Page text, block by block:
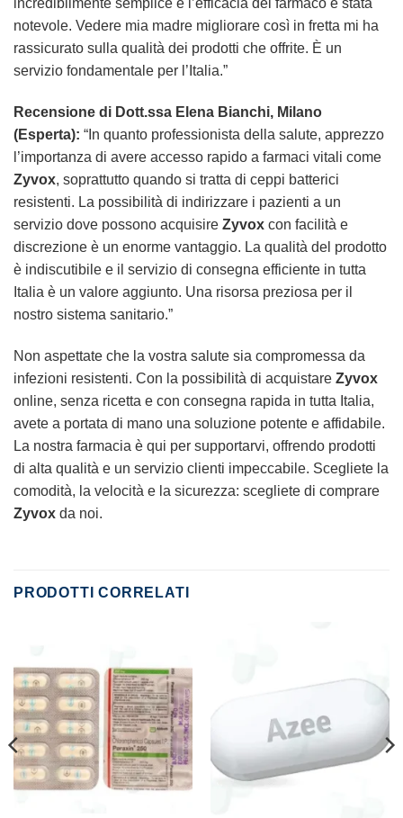
incredibilmente semplice e l’efficacia del farmaco è stata
notevole. Vedere mia madre migliorare così in fretta mi ha
rassicurato sulla qualità dei prodotti che offrite. È un
servizio fondamentale per l’Italia.”
Recensione di Dott.ssa Elena Bianchi, Milano
(Esperta): “In quanto professionista della salute, apprezzo
l’importanza di avere accesso rapido a farmaci vitali come
Zyvox, soprattutto quando si tratta di ceppi batterici
resistenti. La possibilità di indirizzare i pazienti a un
servizio dove possono acquisire Zyvox con facilità e
discrezione è un enorme vantaggio. La qualità del prodotto
è indiscutibile e il servizio di consegna efficiente in tutta
Italia è un valore aggiunto. Una risorsa preziosa per il
nostro sistema sanitario.”
Non aspettate che la vostra salute sia compromessa da
infezioni resistenti. Con la possibilità di acquistare Zyvox
online, senza ricetta e con consegna rapida in tutta Italia,
avete a portata di mano una soluzione potente e affidabile.
La nostra farmacia è qui per supportarvi, offrendo prodotti
di alta qualità e un servizio clienti impeccabile. Scegliete la
comodità, la velocità e la sicurezza: scegliete di comprare
Zyvox da noi.
PRODOTTI CORRELATI